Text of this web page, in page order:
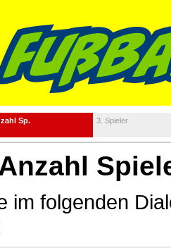
Sp. 3. Spieler
im folgenden